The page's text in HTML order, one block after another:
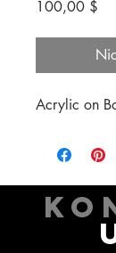
100,00 $
Acrylic on